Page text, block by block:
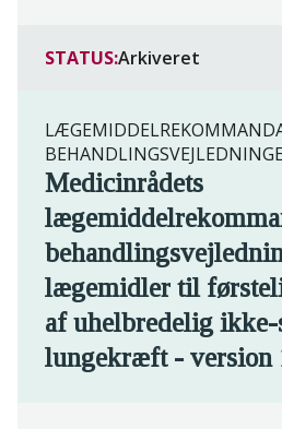
STATUS:Arkiveret
Medicinrådets
lægemidler til
af uhelbredelig ikke-
lungekræft - version